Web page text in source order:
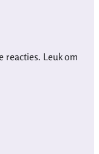
reacties. Leuk om